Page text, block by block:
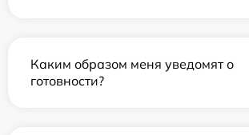
Каким образом меня уведомят о
готовности?